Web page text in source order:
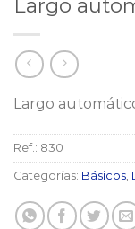
Largo
Largo
Ref.: 830
Categorías: Básicos,